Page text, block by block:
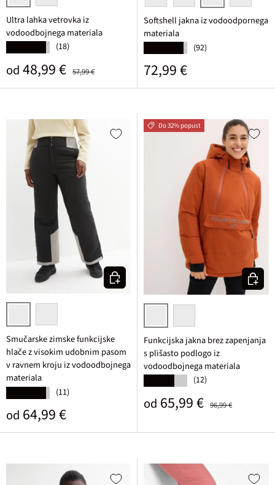
črna mat zelena
Ultra lahka vetrovka iz
vodoodbojnega materiala
(18)
Prodajna cena
od 48,99 € 57,99 €
mat zelenanočno modra
javorjevačrna
Softshell jakna iz vodoodpornega
materiala
(92)
Običajna cena
72,99 €
črna mat rozasta
Smučarske zimske funkcijske
hlače z visokim udobnim pasom
v ravnem kroju iz vodoodbojnega
materiala
(11)
Običajna cena
od 64,99 €
Izberi varianto
Do 32% popust
rjasta črna
Funkcijska jakna brez zapenjanja
s plišasto podlogo iz
vodoodbojnega materiala
(12)
Prodajna cena
od 65,99 € 96,99 €
Izberi